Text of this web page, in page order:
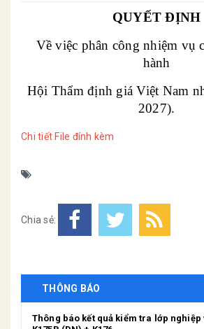
QUYẾT ĐỊNH
Về việc phân công nhiệm vụ
hành
Hội Thẩm định giá Việt Nam
2027).
Chi tiết File đính kèm
Chia sẻ:
THÔNG BÁO
Thông báo kết quả kiểm tra lớp nghiệp